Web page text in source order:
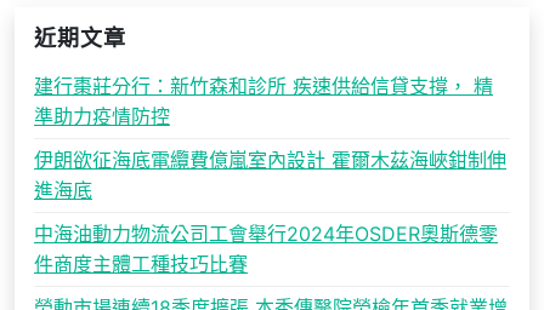
近期文章
建行棗莊分行：新竹森和診所 疾速供給信貸支撐， 精
準助力疫情防控
伊朗欲征海底電纜費億嵐室內設計 霍爾木茲海峽鉗制伸
進海底
中海油動力物流公司工會舉行2024年OSDER奧斯德零
件商度主體工種技巧比賽